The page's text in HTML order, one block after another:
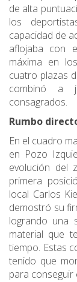
de alta
los
capacidad de
aflojaba con
máxima en
cuatro plazas
combinó a
consagrados.
Rumbo
En el cuadro
en Pozo
evolución del
primera
local Carlos
demostró su
logrando una
material que
tiempo. Estas
tenido que
para conseguir